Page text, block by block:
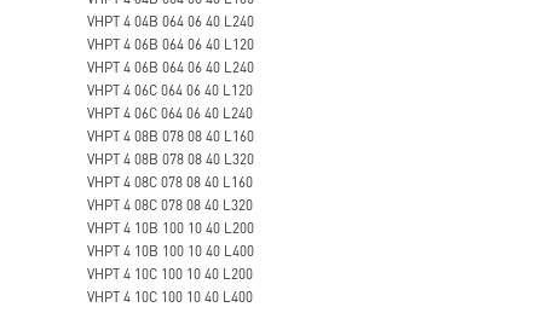
VHPT 4 04B 064 06 40 L240
VHPT 4 06B 064 06 40 L120
VHPT 4 06B 064 06 40 L240
VHPT 4 06C 064 06 40 L120
VHPT 4 06C 064 06 40 L240
VHPT 4 08B 078 08 40 L160
VHPT 4 08B 078 08 40 L320
VHPT 4 08C 078 08 40 L160
VHPT 4 08C 078 08 40 L320
VHPT 4 10B 100 10 40 L200
VHPT 4 10B 100 10 40 L400
VHPT 4 10C 100 10 40 L200
VHPT 4 10C 100 10 40 L400